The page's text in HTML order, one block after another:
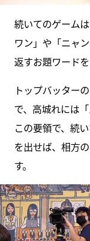
続いてのゲーム
ワン」や「ニャ
返すお題ワード
トップバッター
で、高城れには
この要領で、続
を出せば、相方
す。